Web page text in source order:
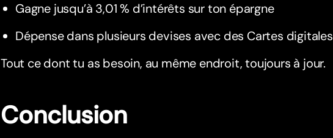
Gagne jusqu’à 3,01 % d’intérêts sur ton épargne
Dépense dans plusieurs devises avec des Cartes digitales
Tout ce dont tu as besoin, au même endroit, toujours à jour.
Conclusion